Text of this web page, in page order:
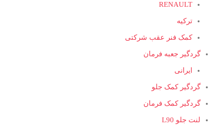
RENAULT
ترکیه
کمک فنر عقب شرکتی
گردگیر جعبه فرمان
ایرانی
گردگیر کمک جلو
گردگیر کمک فرمان
لنت جلو L90